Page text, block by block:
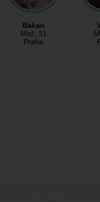
Bakan
Mož, 31
Praha